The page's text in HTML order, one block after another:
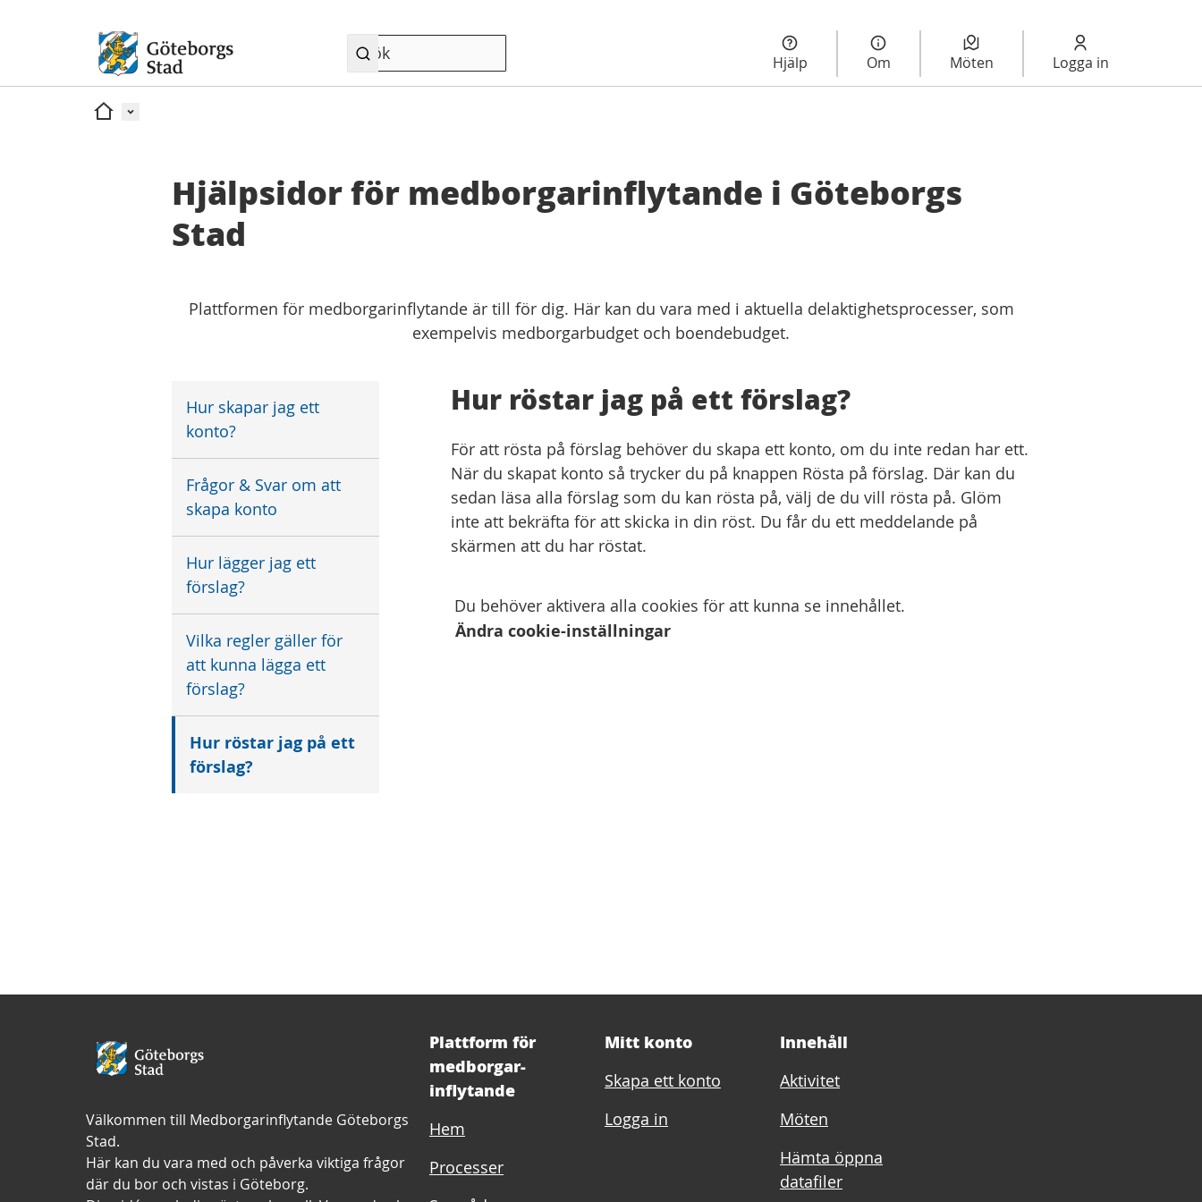
Hjälp Om Möten Logga in
HemMeny
Hjälpsidor för medborgarinflytande i Göteborgs
Stad
Plattformen för medborgarinflytande är till för dig. Här kan du vara med i aktuella delaktighetsprocesser, som
exempelvis medborgarbudget och boendebudget.
Hur skapar jag ett
konto?
Frågor & Svar om att
skapa konto
Hur lägger jag ett
förslag?
Vilka regler gäller för
att kunna lägga ett
förslag?
Hur röstar jag på ett
förslag?
Hur röstar jag på ett förslag?
För att rösta på förslag behöver du skapa ett konto, om du inte redan har ett.
När du skapat konto så trycker du på knappen Rösta på förslag. Där kan du
sedan läsa alla förslag som du kan rösta på, välj de du vill rösta på. Glöm
inte att bekräfta för att skicka in din röst. Du får du ett meddelande på
skärmen att du har röstat.
Du behöver aktivera alla cookies för att kunna se innehållet.
Ändra cookie-inställningar
Välkommen till Medborgarinflytande Göteborgs
Stad.
Här kan du vara med och påverka viktiga frågor
där du bor och vistas i Göteborg.
Plattform för
medborgar-
inflytande
Hem
Processer
Mitt konto
Skapa ett konto
Logga in
Innehåll
Aktivitet
Möten
Hämta öppna
datafiler